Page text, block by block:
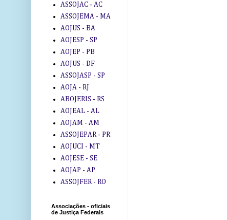
ASSOJAC - AC
ASSOJEMA - MA
AOJUS - BA
AOJESP - SP
AOJEP - PB
AOJUS - DF
ASSOJASP - SP
AOJA - RJ
ABOJERIS - RS
AOJEAL - AL
AOJAM - AM
ASSOJEPAR - PR
AOJUCI - MT
AOJESE - SE
AOJAP - AP
ASSOJFER - RO
Associações - oficiais
de Justiça Federais